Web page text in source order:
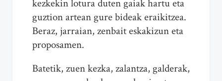
kezkekin lotura duten gaiak hartu eta
guztion artean gure bideak eraikitzea.
Beraz, jarraian, zenbait eskakizun eta
proposamen.
Batetik, zuen kezka, zalantza, galderak,